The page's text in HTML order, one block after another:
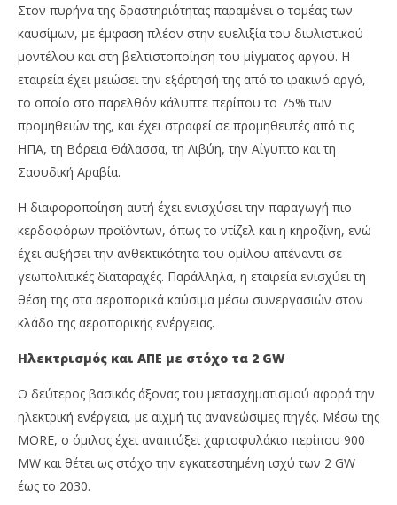
Στον πυρήνα της δραστηριότητας παραμένει ο τομέας των
καυσίμων, με έμφαση πλέον στην ευελιξία του διυλιστικού
μοντέλου και στη βελτιστοποίηση του μίγματος αργού. Η
εταιρεία έχει μειώσει την εξάρτησή της από το ιρακινό αργό,
το οποίο στο παρελθόν κάλυπτε περίπου το 75% των
προμηθειών της, και έχει στραφεί σε προμηθευτές από τις
ΗΠΑ, τη Βόρεια Θάλασσα, τη Λιβύη, την Αίγυπτο και τη
Σαουδική Αραβία.
Η διαφοροποίηση αυτή έχει ενισχύσει την παραγωγή πιο
κερδοφόρων προϊόντων, όπως το ντίζελ και η κηροζίνη, ενώ
έχει αυξήσει την ανθεκτικότητα του ομίλου απέναντι σε
γεωπολιτικές διαταραχές. Παράλληλα, η εταιρεία ενισχύει τη
θέση της στα αεροπορικά καύσιμα μέσω συνεργασιών στον
κλάδο της αεροπορικής ενέργειας.
Ηλεκτρισμός και ΑΠΕ με στόχο τα 2 GW
Ο δεύτερος βασικός άξονας του μετασχηματισμού αφορά την
ηλεκτρική ενέργεια, με αιχμή τις ανανεώσιμες πηγές. Μέσω της
MORE, ο όμιλος έχει αναπτύξει χαρτοφυλάκιο περίπου 900
MW και θέτει ως στόχο την εγκατεστημένη ισχύ των 2 GW
έως το 2030.